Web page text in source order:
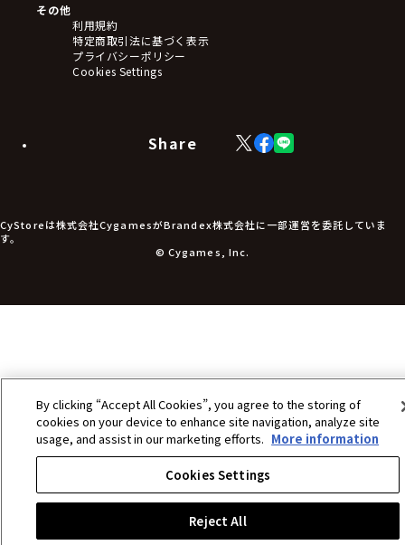
ステッカー・シール・カード
タペストリー・ポスター
アームサポーター
ブレードホルダー
食品・飲料品
アパレル小物
アクセサリー
その他
利用規約
特定商取引法に基づく表示
プライバシーポリシー
Cookies Settings
Share
X
(Twitter)
Facebook
LINE
CyStoreは株式会社CygamesがBrandex株式会社に一部運営を委託していま
す。
© Cygames, Inc.
By clicking “Accept All Cookies”, you agree to the storing of
cookies on your device to enhance site navigation, analyze site
usage, and assist in our marketing efforts. More information
Cookies Settings
Reject All